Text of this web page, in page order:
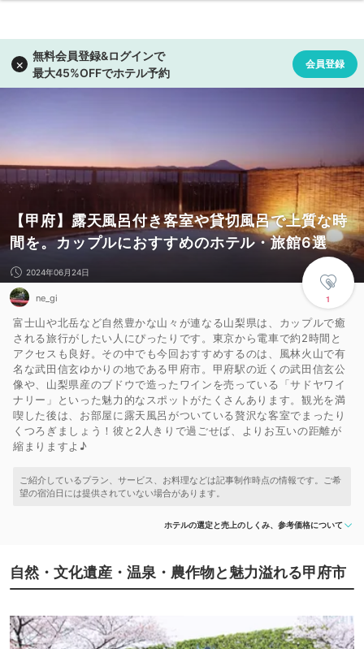
【甲府】露天風呂付き客室や貸切風呂で上質な時
間を。カップルにおすすめのホテル・旅館6選
1
2024年06月24日
ne_gi
富士山や北岳など自然豊かな山々が連なる山梨県は、カップルで癒
される旅行がしたい人にぴったりです。東京から電車で約2時間と
アクセスも良好。その中でも今回おすすめするのは、風林火山で有
名な武田信玄ゆかりの地である甲府市。甲府駅の近くの武田信玄公
像や、山梨県産のブドウで造ったワインを売っている「サドヤワイ
ナリー」といった魅力的なスポットがたくさんあります。観光を満
喫した後は、お部屋に露天風呂がついている贅沢な客室でまったり
くつろぎましょう！彼と2人きりで過ごせば、よりお互いの距離が
縮まりますよ♪
ホテルの選定と売上のしくみ、参考価格について
自然・文化遺産・温泉・農作物と魅力溢れる甲府市